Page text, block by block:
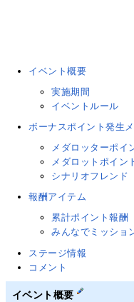
イベント概要
実施期間
イベントルール
ボーナスポイント発生
メダロッターポイ
メダロットポイン
シナリオフレンド
報酬アイテム
累計ポイント報酬
みんなでミッショ
ステージ情報
コメント
イベント概要